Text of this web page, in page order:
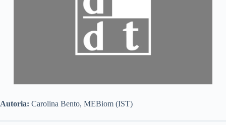
Autoria: Carolina Bento, MEBiom (IST)